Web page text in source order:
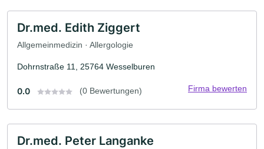
Dr.med. Edith Ziggert
Allgemeinmedizin · Allergologie
Dohrnstraße 11, 25764 Wesselburen
0.0 (0 Bewertungen) Firma bewerten
Dr.med. Peter Langanke